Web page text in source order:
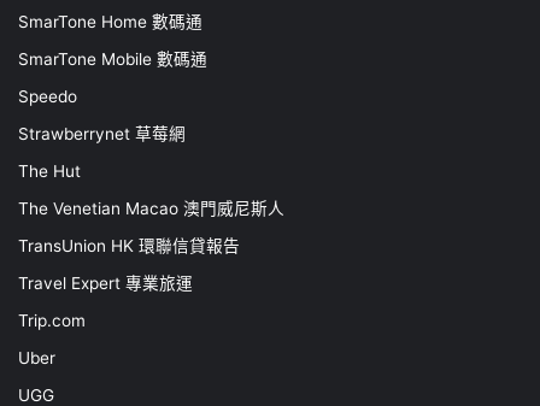
SmarTone Home 數碼通
SmarTone Mobile 數碼通
Speedo
Strawberrynet 草莓網
The Hut
The Venetian Macao 澳門威尼斯人
TransUnion HK 環聯信貸報告
Travel Expert 專業旅運
Trip.com
Uber
UGG